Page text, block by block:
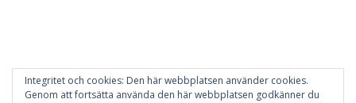
Integritet och cookies: Den här webbplatsen använder cookies.
Genom att fortsätta använda den här webbplatsen godkänner du